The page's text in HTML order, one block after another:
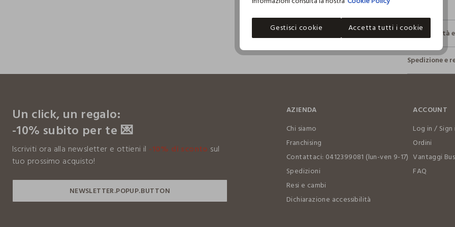
Sostenibilità
Sicurezza
Il 100% dei
fisici, per
Clicca qui
I nostri
XIAMEN
Spedizione e
Un click, un regalo:
-10% subito per te 💌
Iscriviti ora alla newsletter e ottieni il -10% di sconto sul
tuo prossimo acquisto!
AZIENDA
Chi siamo
Franchising
Contattaci: 0412399081 (lun-ven 9-17)
Spedizioni
Resi e cambi
Dichiarazione accessibilità
ACCOUNT
Log in / Sign
Ordini
Vantaggi
FAQ
Gestisci cookie Accetta tutti i cookie